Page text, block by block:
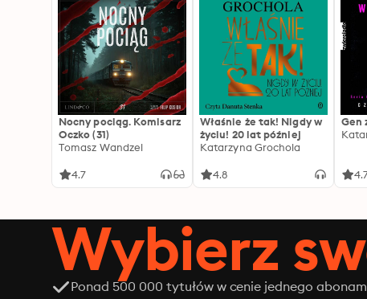
Nocny pociąg. Komisarz
Oczko (31)
Tomasz Wandzel
4.7
Właśnie że tak! Nigdy w
życiu! 20 lat później
Katarzyna Grochola
4.8
Gen
Wybierz
Ponad 500 000 tytułów w cenie jednego